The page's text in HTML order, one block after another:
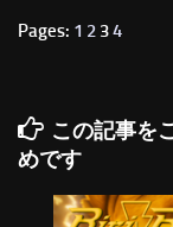
Pages: 1 2 34
この記事を
めです